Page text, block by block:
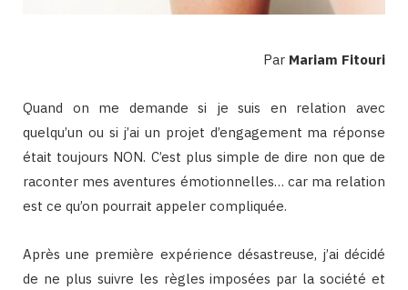
Par Mariam Fitouri
Quand on me demande si je suis en relation avec
quelqu’un ou si j’ai un projet d’engagement ma réponse
était toujours NON. C’est plus simple de dire non que de
raconter mes aventures émotionnelles… car ma relation
est ce qu’on pourrait appeler compliquée.
Après une première expérience désastreuse, j’ai décidé
de ne plus suivre les règles imposées par la société et